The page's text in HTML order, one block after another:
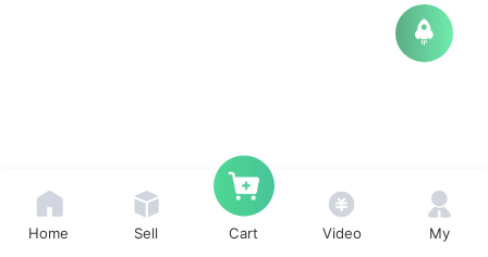
Home Sell Cart Video My